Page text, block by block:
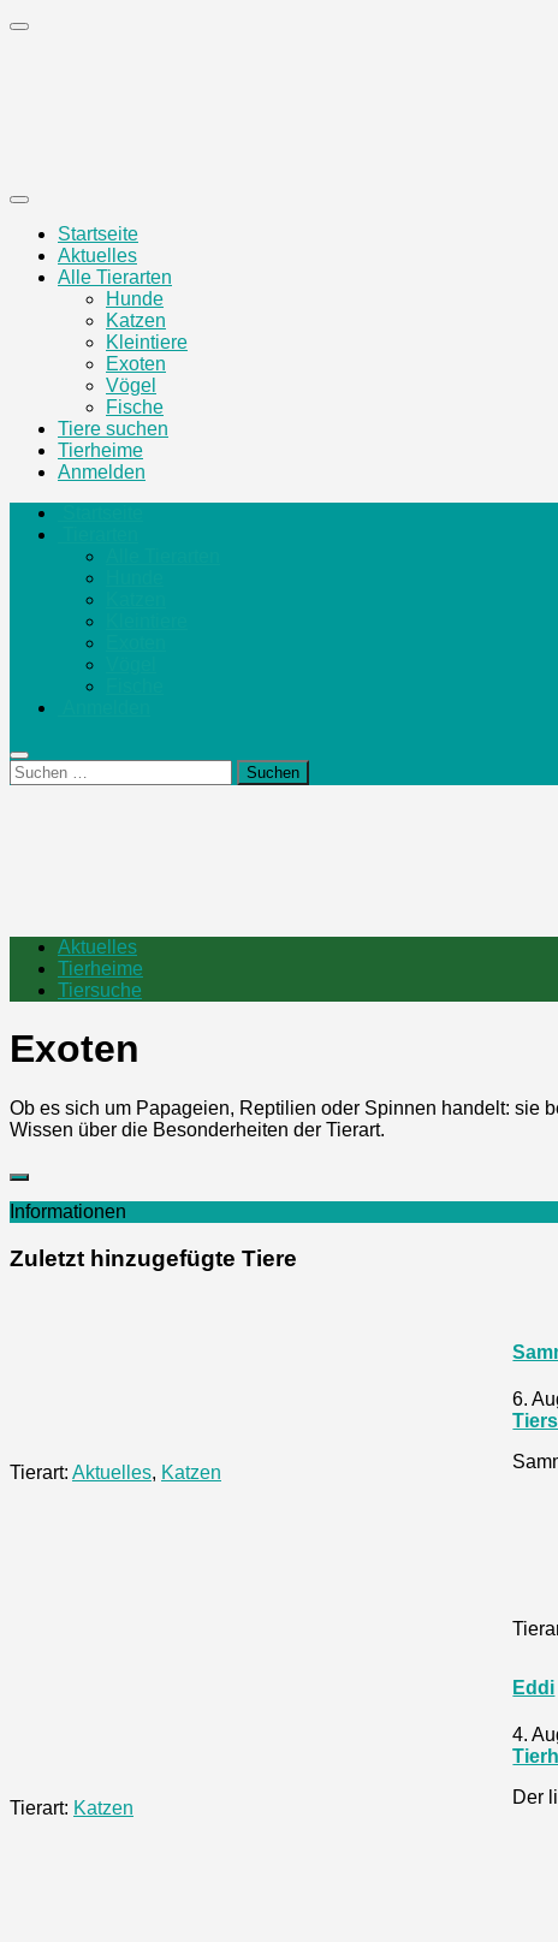
Zum
Startseite
Aktuelles
Alle Tierarten
Hunde
Katzen
Kleintiere
Exoten
Vögel
Fische
Tiere suchen
Tierheime
Anmelden
Suchen
nach:
Aktuelles
Tierheime
Tiersuche
Exoten
Ob es sich um Papageien, Reptilien oder Spinnen handelt: sie
Wissen über die Besonderheiten der Tierart.
Informationen
Zuletzt hinzugefügte Tiere
Tierart: Aktuelles, Katzen
6.
Tierart: Katzen
Eddi
4.
Der